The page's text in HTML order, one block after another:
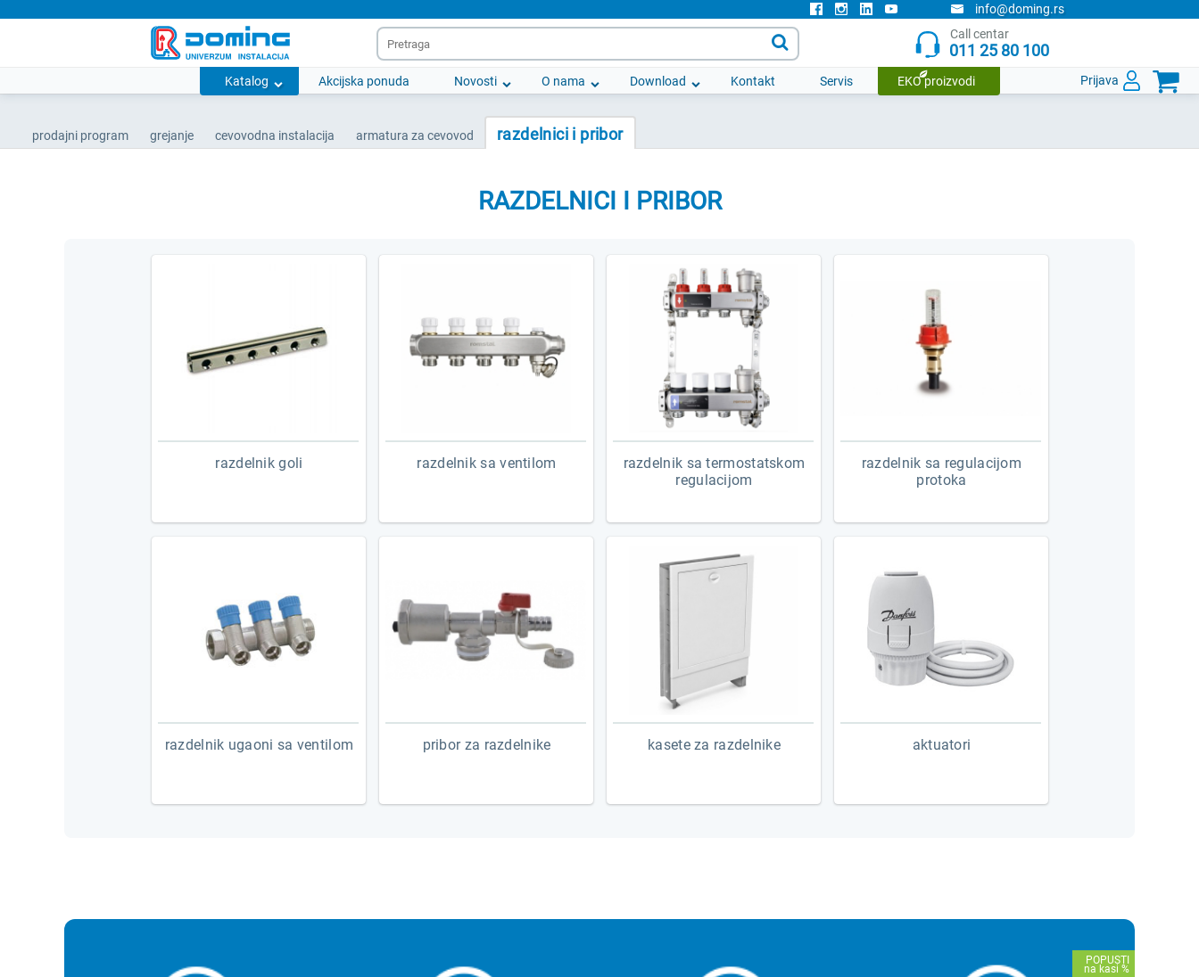
info@doming.rs
Call centar
011 25 80 100
Katalog Akcijska ponuda Novosti O nama Download Kontakt Servis EKO proizvodi Prijava 

prodajni program grejanje cevovodna instalacija armatura za cevovod razdelnici i pribor
RAZDELNICI I PRIBOR
razdelnik goli razdelnik sa ventilom
razdelnik sa termostatskom
regulacijom
razdelnik sa regulacijom
protoka
razdelnik ugaoni sa ventilom pribor za razdelnike kasete za razdelnike aktuatori